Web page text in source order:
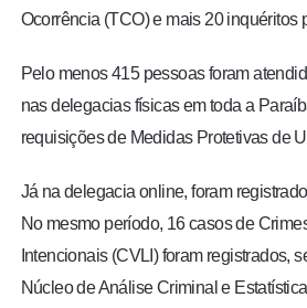
Ocorrência (TCO) e mais 20 inquéritos
Pelo menos 415 pessoas foram
nas delegacias físicas em toda a
requisições de Medidas Protetivas de
Já na delegacia online, foram
No mesmo período, 16 casos de
Intencionais (CVLI) foram registrados,
Núcleo de Análise Criminal e